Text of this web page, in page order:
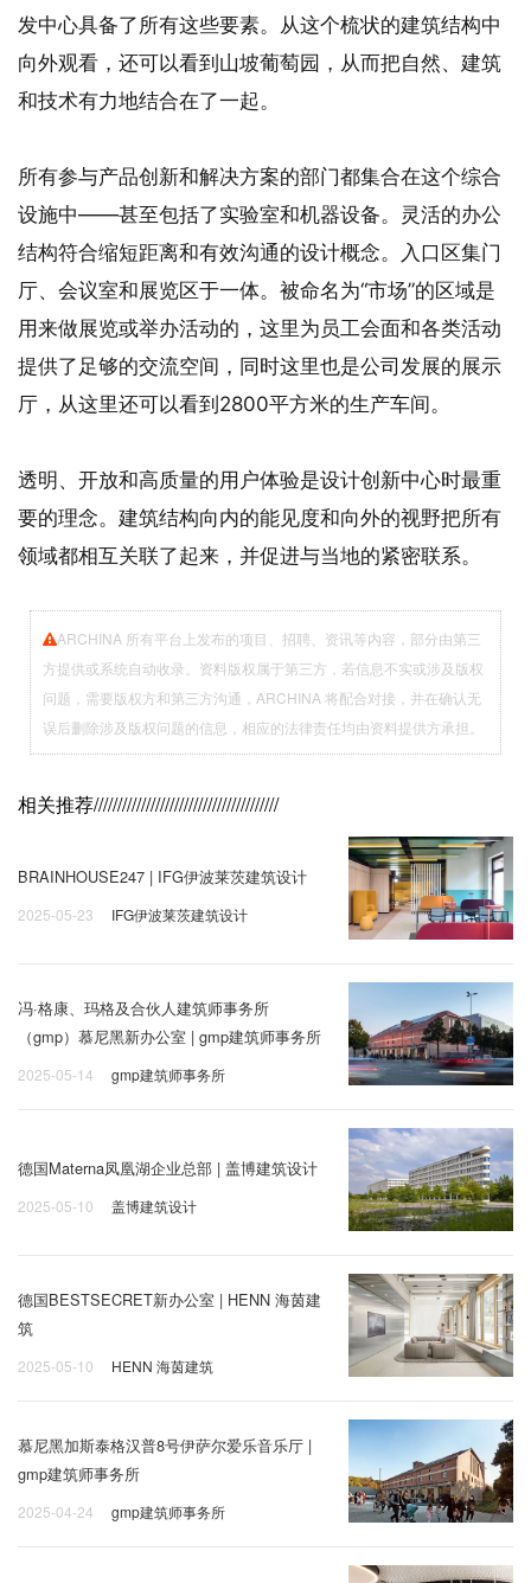
发中心具备了所有这些要素。从这个梳状的建筑结构中
向外观看，还可以看到山坡葡萄园，从而把自然、建筑
和技术有力地结合在了一起。
所有参与产品创新和解决方案的部门都集合在这个综合
设施中——甚至包括了实验室和机器设备。灵活的办公
结构符合缩短距离和有效沟通的设计概念。入口区集门
厅、会议室和展览区于一体。被命名为“市场”的区域是
用来做展览或举办活动的，这里为员工会面和各类活动
提供了足够的交流空间，同时这里也是公司发展的展示
厅，从这里还可以看到2800平方米的生产车间。
透明、开放和高质量的用户体验是设计创新中心时最重
要的理念。建筑结构向内的能见度和向外的视野把所有
领域都相互关联了起来，并促进与当地的紧密联系。
ARCHINA 所有平台上发布的项目、招聘、资讯等内容，部分由第三
方提供或系统自动收录。资料版权属于第三方，若信息不实或涉及版权
问题，需要版权方和第三方沟通，ARCHINA 将配合对接，并在确认无
误后删除涉及版权问题的信息，相应的法律责任均由资料提供方承担。
相关推荐///////////////////////////////////////
BRAINHOUSE247 | IFG伊波莱茨建筑设计
2025-05-23 IFG伊波莱茨建筑设计
冯·格康、玛格及合伙人建筑师事务所
（gmp）慕尼黑新办公室 | gmp建筑师事务所
2025-05-14 gmp建筑师事务所
德国Materna凤凰湖企业总部 | 盖博建筑设计
2025-05-10 盖博建筑设计
德国BESTSECRET新办公室 | HENN 海茵建
筑
2025-05-10 HENN 海茵建筑
慕尼黑加斯泰格汉普8号伊萨尔爱乐音乐厅 |
gmp建筑师事务所
2025-04-24 gmp建筑师事务所